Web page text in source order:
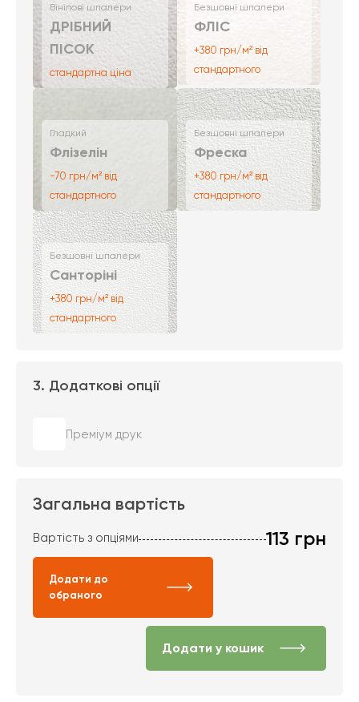
Вінілові шпалери
ДРІБНИЙ
ПІСОК
стандартна ціна
Безшовні шпалери
ФЛІС
+380 грн/м² від
стандартного
Гладкий
Флізелін
-70 грн/м² від
стандартного
Безшовні шпалери
Фреска
+380 грн/м² від
стандартного
Безшовні шпалери
Санторіні
+380 грн/м² від
стандартного
3. Додаткові опції
Преміум друк
Загальна вартість
Вартість з опціями 113 грн
Додати до
обраного
Додати у кошик